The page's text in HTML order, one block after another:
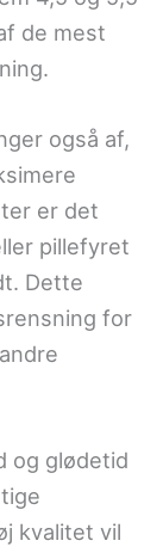
de mest
også af,
er det
pillefyret
Dette
for
og glødetid
kvalitet vil